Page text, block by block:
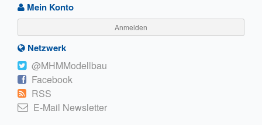
Mein Konto
Anmelden
Netzwerk
@MHMModellbau
Facebook
RSS
E-Mail Newsletter